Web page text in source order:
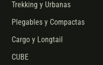
Trekking y Urbanas
Plegables y Compactas
Cargo y Longtail
CUBE